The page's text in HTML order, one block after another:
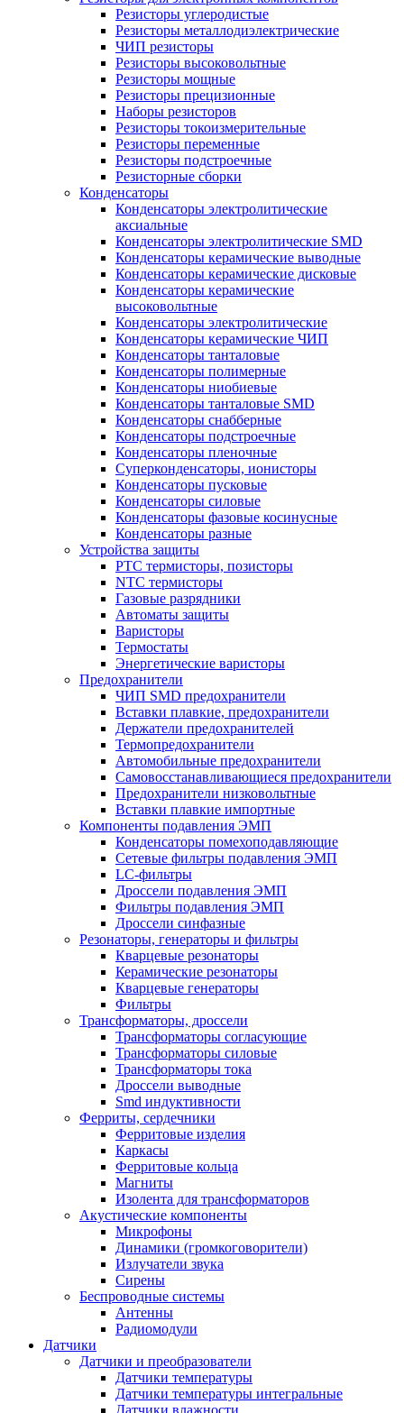
Резисторы углеродистые
Резисторы металлодиэлектрические
ЧИП резисторы
Резисторы высоковольтные
Резисторы мощные
Резисторы прецизионные
Наборы резисторов
Резисторы токоизмерительные
Резисторы переменные
Резисторы подстроечные
Резисторные сборки
Конденсаторы
Конденсаторы электролитические
аксиальные
Конденсаторы электролитические SMD
Конденсаторы керамические выводные
Конденсаторы керамические дисковые
Конденсаторы керамические
высоковольтные
Конденсаторы электролитические
Конденсаторы керамические ЧИП
Конденсаторы танталовые
Конденсаторы полимерные
Конденсаторы ниобиевые
Конденсаторы танталовые SMD
Конденсаторы снабберные
Конденсаторы подстроечные
Конденсаторы пленочные
Суперконденсаторы, ионисторы
Конденсаторы пусковые
Конденсаторы силовые
Конденсаторы фазовые косинусные
Конденсаторы разные
Устройства защиты
PTC термисторы, позисторы
NTC термисторы
Газовые разрядники
Автоматы защиты
Варисторы
Термостаты
Энергетические варисторы
Предохранители
ЧИП SMD предохранители
Вставки плавкие, предохранители
Держатели предохранителей
Термопредохранители
Автомобильные предохранители
Самовосстанавливающиеся предохранители
Предохранители низковольтные
Вставки плавкие импортные
Компоненты подавления ЭМП
Конденсаторы помехоподавляющие
Сетевые фильтры подавления ЭМП
LC-фильтры
Дроссели подавления ЭМП
Фильтры подавления ЭМП
Дроссели синфазные
Резонаторы, генераторы и фильтры
Кварцевые резонаторы
Керамические резонаторы
Кварцевые генераторы
Фильтры
Трансформаторы, дроссели
Трансформаторы согласующие
Трансформаторы силовые
Трансформаторы тока
Дроссели выводные
Smd индуктивности
Ферриты, сердечники
Ферритовые изделия
Каркасы
Ферритовые кольца
Магниты
Изолента для трансформаторов
Акустические компоненты
Микрофоны
Динамики (громкоговорители)
Излучатели звука
Сирены
Беспроводные системы
Антенны
Радиомодули
Датчики
Датчики и преобразователи
Датчики температуры
Датчики температуры интегральные
Датчики влажности